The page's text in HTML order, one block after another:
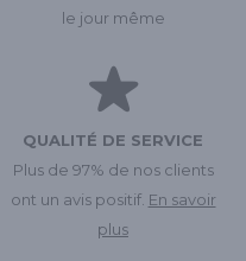
le jour même
QUALITÉ DE SERVICE
Plus de 97% de nos clients
ont un avis positif. En savoir
plus